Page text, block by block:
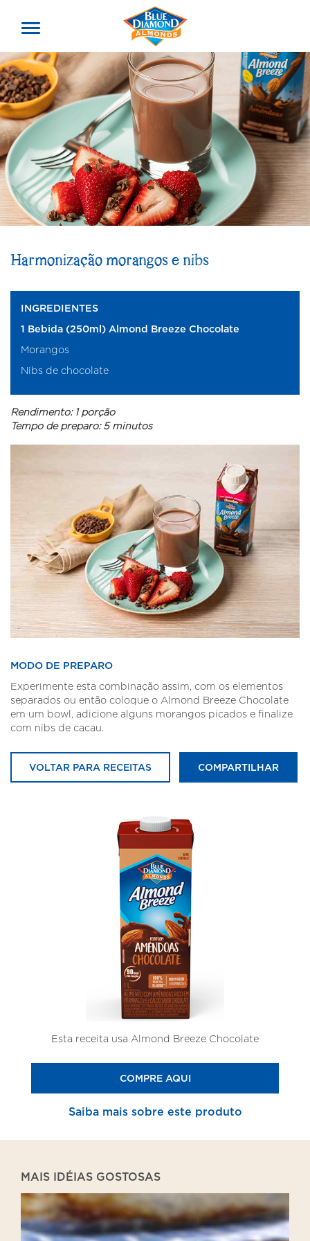
offcanvas
menu
Harmonização morangos e nibs
INGREDIENTES
1 Bebida (250ml) Almond Breeze Chocolate
Morangos
Nibs de chocolate
Rendimento: 1 porção
Tempo de preparo: 5 minutos
MODO DE PREPARO
Experimente esta combinação assim, com os elementos
separados ou então coloque o Almond Breeze Chocolate
em um bowl, adicione alguns morangos picados e finalize
com nibs de cacau.
VOLTAR PARA RECEITAS COMPARTILHAR
Esta receita usa Almond Breeze Chocolate
COMPRE AQUI
Saiba mais sobre este produto
MAIS IDÉIAS GOSTOSAS
Lasanha
de
Pão